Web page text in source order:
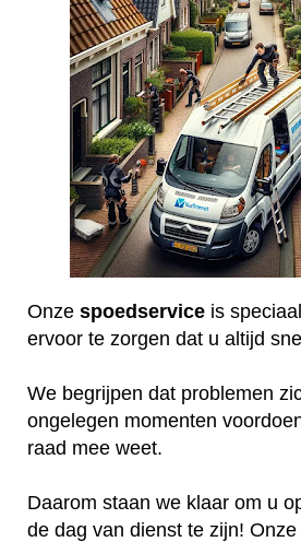
Onze spoedservice is
ervoor te zorgen dat u altijd
We begrijpen dat problemen
ongelegen momenten
raad mee weet.
Daarom staan we klaar om u
de dag van dienst te zijn! Onze